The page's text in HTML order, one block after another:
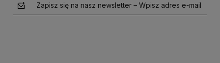
Zapisz się na nasz newsletter – Wpisz adres e-mail